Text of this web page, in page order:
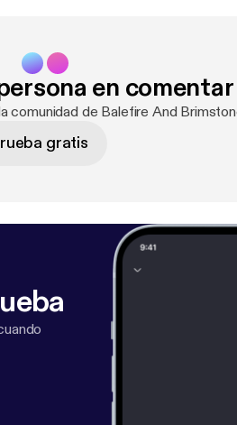
en comentar
comunidad de Balefire And
gratis